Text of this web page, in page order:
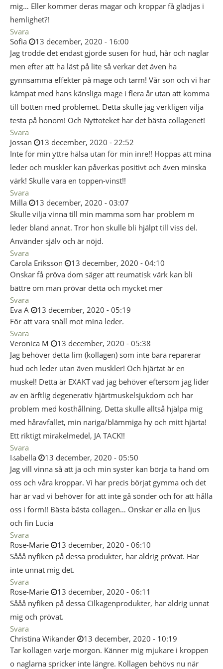
mig… Eller kommer deras magar och kroppar få glädjas i
hemlighet?!
Svara
Sofia
13 december, 2020 - 16:00
Jag trodde det endast gjorde susen för hud, hår och naglar
men efter att ha läst på lite så verkar det även ha
gynnsamma effekter på mage och tarm! Vår son och vi har
kämpat med hans känsliga mage i flera år utan att komma
till botten med problemet. Detta skulle jag verkligen vilja
testa på honom! Och Nyttoteket har det bästa collagenet!
Svara
Jossan
13 december, 2020 - 22:52
Inte för min yttre hälsa utan för min inre!! Hoppas att mina
leder och muskler kan påverkas positivt och även minska
värk! Skulle vara en toppen-vinst!!
Svara
Milla
13 december, 2020 - 03:07
Skulle vilja vinna till min mamma som har problem m
leder bland annat. Tror hon skulle bli hjälpt till viss del.
Använder själv och är nöjd.
Svara
Carola Eriksson
13 december, 2020 - 04:10
Önskar få pröva dom säger att reumatisk värk kan bli
bättre om man prövar detta och mycket mer
Svara
Eva A
13 december, 2020 - 05:19
För att vara snäll mot mina leder.
Svara
Veronica M
13 december, 2020 - 05:38
Jag behöver detta lim (kollagen) som inte bara reparerar
hud och leder utan även muskler! Och hjärtat är en
muskel! Detta är EXAKT vad jag behöver eftersom jag lider
av en ärftlig degenerativ hjärtmuskelsjukdom och har
problem med kosthållning. Detta skulle alltså hjälpa mig
med håravfallet, min nariga/blämmiga hy och mitt hjärta!
Ett riktigt mirakelmedel, JA TACK!!
Svara
Iડabella
13 december, 2020 - 05:50
Jag vill vinna så att ja och min syster kan börja ta hand om
oss och våra kroppar. Vi har precis börjat gymma och det
här är vad vi behöver för att inte gå sönder och för att hålla
oss i form!! Bästa bästa collagen… Önskar er alla en ljus
och fin Lucia
Svara
Rose-Marie
13 december, 2020 - 06:10
Sååå nyfiken på dessa produkter, har aldrig prövat. Har
inte unnat mig det.
Svara
Rose-Marie
13 december, 2020 - 06:11
Sååå nyfiken på dessa Cilkagenprodukter, har aldrig unnat
mig och prövat.
Svara
Christina Wikander
13 december, 2020 - 10:19
Tar kollagen varje morgon. Känner mig mjukare i kroppen
o naglarna spricker inte längre. Kollagen behövs nu när